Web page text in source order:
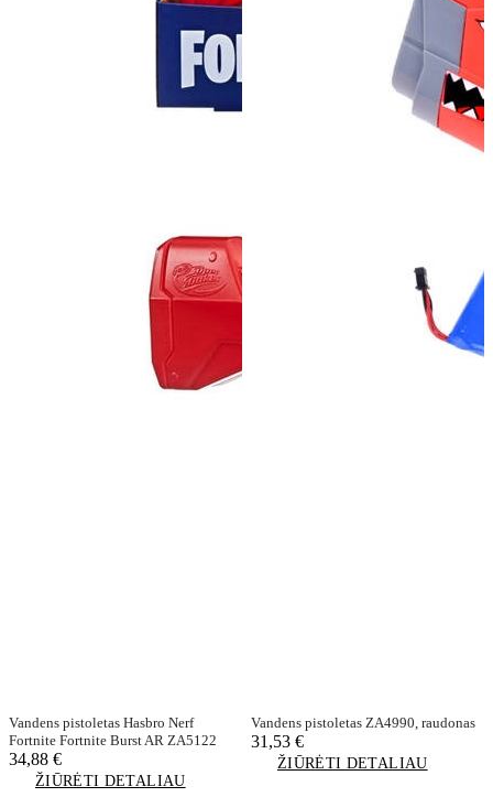
Vandens pistoletas Hasbro Nerf
Fortnite Fortnite Burst AR ZA5122
34,88 €
ŽIŪRĖTI DETALIAU
Vandens pistoletas ZA4990, raudonas
31,53 €
ŽIŪRĖTI DETALIAU